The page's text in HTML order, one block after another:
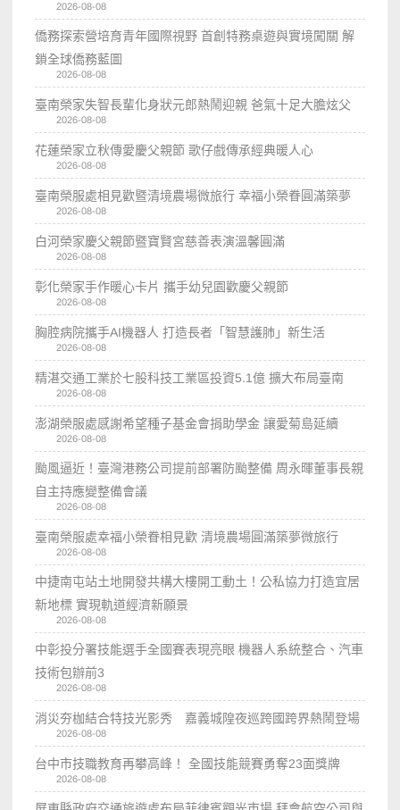
2026-08-08
僑務探索營培育青年國際視野 首創特務桌遊與實境闖關 解
鎖全球僑務藍圖
2026-08-08
臺南榮家失智長輩化身狀元郎熱鬧迎親 爸氣十足大膽炫父
2026-08-08
花蓮榮家立秋傳愛慶父親節 歌仔戲傳承經典暖人心
2026-08-08
臺南榮服處相見歡暨清境農場微旅行 幸福小榮眷圓滿築夢
2026-08-08
白河榮家慶父親節暨寶賢宮慈善表演溫馨圓滿
2026-08-08
彰化榮家手作暖心卡片 攜手幼兒園歡慶父親節
2026-08-08
胸腔病院攜手AI機器人 打造長者「智慧護肺」新生活
2026-08-08
精湛交通工業於七股科技工業區投資5.1億 擴大布局臺南
2026-08-08
澎湖榮服處感謝希望種子基金會捐助學金 讓愛菊島延續
2026-08-08
颱風逼近！臺灣港務公司提前部署防颱整備 周永暉董事長親
自主持應變整備會議
2026-08-08
臺南榮服處幸福小榮眷相見歡 清境農場圓滿築夢微旅行
2026-08-08
中捷南屯站土地開發共構大樓開工動土！公私協力打造宜居
新地標 實現軌道經濟新願景
2026-08-08
中彰投分署技能選手全國賽表現亮眼 機器人系統整合、汽車
技術包辦前3
2026-08-08
消災夯枷結合特技光影秀 嘉義城隍夜巡跨國跨界熱鬧登場
2026-08-08
台中市技職教育再攀高峰！ 全國技能競賽勇奪23面獎牌
2026-08-08